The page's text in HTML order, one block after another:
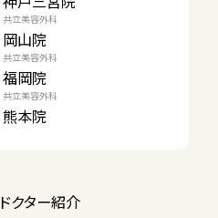
共立美容外科
岡山院
共立美容外科
福岡院
共立美容外科
熊本院
ドクター紹介